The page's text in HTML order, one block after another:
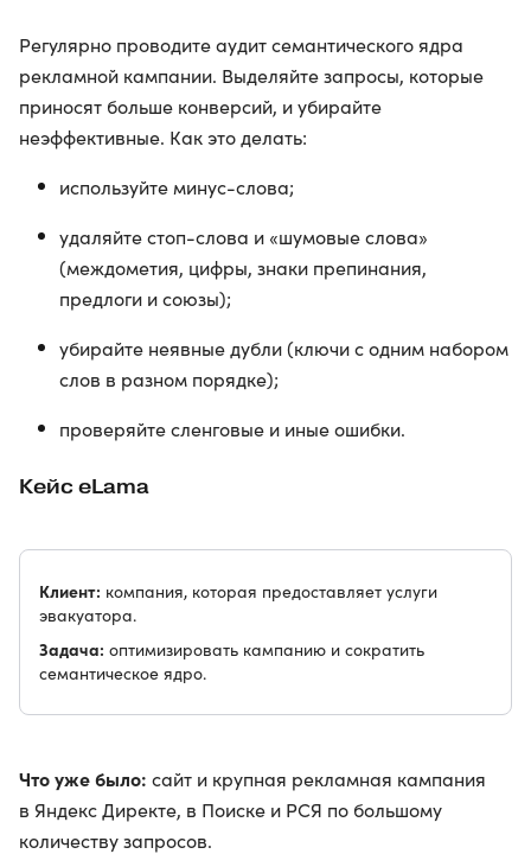
Регулярно проводите аудит семантического ядра
рекламной кампании. Выделяйте запросы, которые
приносят больше конверсий, и убирайте
неэффективные. Как это делать:
используйте минус-слова;
удаляйте стоп-слова и «шумовые слова»
(междометия, цифры, знаки препинания,
предлоги и союзы);
убирайте неявные дубли (ключи с одним набором
слов в разном порядке);
проверяйте сленговые и иные ошибки.
Кейс eLama
Клиент: компания, которая предоставляет услуги
эвакуатора.
Задача: оптимизировать кампанию и сократить
семантическое ядро.
Что уже было: сайт и крупная рекламная кампания
в Яндекс Директе, в Поиске и РСЯ по большому
количеству запросов.